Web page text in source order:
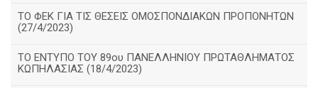
ΤΟ ΦΕΚ ΓΙΑ ΤΙΣ ΘΕΣΕΙΣ ΟΜΟΣΠΟΝΔΙΑΚΩΝ ΠΡΟΠΟΝΗΤΩΝ
(27/4/2023)
ΤΟ ΕΝΤΥΠΟ ΤΟΥ 89ου ΠΑΝΕΛΛΗΝΙΟΥ ΠΡΩΤΑΘΛΗΜΑΤΟΣ
ΚΩΠΗΛΑΣΙΑΣ (18/4/2023)